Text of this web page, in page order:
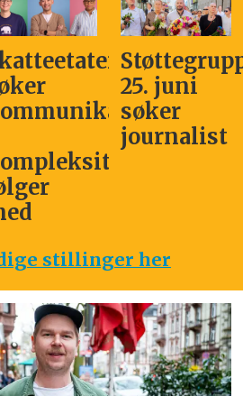
25. juni
søker
journalist
stillinger her